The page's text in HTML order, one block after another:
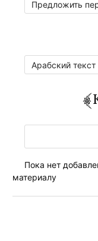
Предложить
Арабский текст
Пока нет
материалу